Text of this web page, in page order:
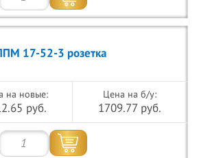
17-52-3 розетка
на новые:
руб.
Цена на б/у:
1709.77 руб.